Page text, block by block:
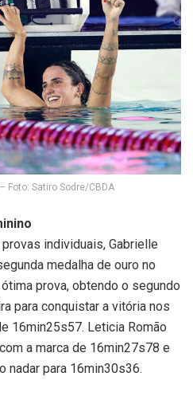
Foto: Satiro Sodre/CBDA
individuais, Gabrielle
medalha de ouro no
prova, obtendo o segundo
para conquistar a vitória nos
16min25s57. Leticia Romão
a marca de 16min27s78 e
nadar para 16min30s36.